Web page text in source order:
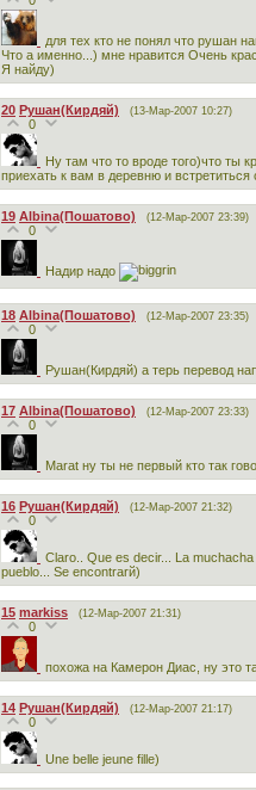
для тех кто не понял что рушан
Что а именно...) мне нравится Очень
Я найду)
20 Рушан(Кирдяй) (13-Мар-2007 10:27)
0
Ну там что то вроде того)что ты
приехать к вам в деревню и
19 Albina(Пошатово) (12-Мар-2007 23:39)
0
Надир надо
18 Albina(Пошатово) (12-Мар-2007 23:35)
0
Рушан(Кирдяй) а терь перевод
17 Albina(Пошатово) (12-Мар-2007 23:33)
0
Marat ну ты не первый кто так
16 Рушан(Кирдяй) (12-Мар-2007 21:32)
0
Claro.. Que es decir... La
pueblo... Se encontrarй)
15 markiss (12-Мар-2007 21:31)
0
похожа на Камерон Диас, ну это
14 Рушан(Кирдяй) (12-Мар-2007 21:17)
0
Une belle jeune fille)